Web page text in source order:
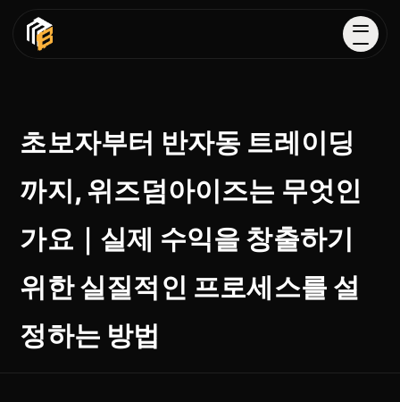
초보자부터 반자동 트레이딩
까지, 위즈덤아이즈는 무엇인
가요｜실제 수익을 창출하기
위한 실질적인 프로세스를 설
정하는 방법